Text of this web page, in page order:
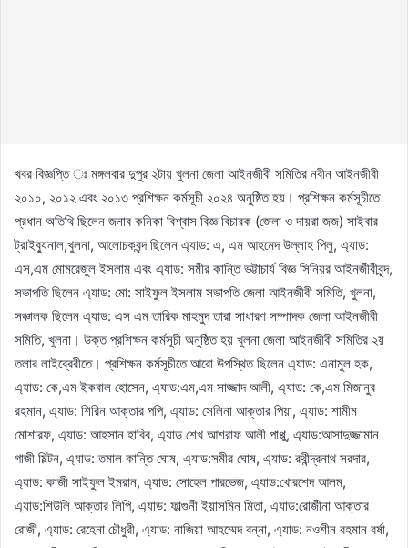
খবর বিজ্ঞপ্তি ঃ মঙ্গলবার দুপুর ২টায় খুলনা জেলা আইনজীবী সমিতির নবীন আইনজীবী
২০১০, ২০১২ এবং ২০১৩ প্রশিক্ষন কর্মসূচী ২০২৪ অনুষ্ঠিত হয়। প্রশিক্ষন কর্মসূচীতে
প্রধান অতিথি ছিলেন জনাব কনিকা বিশ্বাস বিজ্ঞ বিচারক (জেলা ও দায়রা জজ) সাইবার
ট্রাইব্যুনাল,খুলনা, আলোচকবৃন্দ ছিলেন এ্যাড: এ, এম আহমেদ উল্লাহ পিলু, এ্যাড:
এস,এম মোমরেজুল ইসলাম এবং এ্যাড: সমীর কান্তি ভট্টাচার্য বিজ্ঞ সিনিয়র আইনজীবীবৃন্দ,
সভাপতি ছিলেন এ্যাড: মো: সাইফুল ইসলাম সভাপতি জেলা আইনজীবী সমিতি, খুলনা,
সঞ্চালক ছিলেন এ্যাড: এস এম তারিক মাহমুদ তারা সাধারণ সম্পাদক জেলা আইনজীবী
সমিতি, খুলনা। উক্ত প্রশিক্ষন কর্মসূচী অনুষ্ঠিত হয় খুলনা জেলা আইনজীবী সমিতির ২য়
তলার লাইব্রেরীতে। প্রশিক্ষন কর্মসূচীতে আরো উপস্থিত ছিলেন এ্যাড: এনামুল হক,
এ্যাড: কে,এম ইকবাল হোসেন, এ্যাড:এম,এম সাজ্জাদ আলী, এ্যাড: কে,এম মিজানুর
রহমান, এ্যাড: শিরিন আক্তার পপি, এ্যাড: সেলিনা আক্তার পিয়া, এ্যাড: শামীম
মোশারফ, এ্যাড: আহসান হাবিব, এ্যাড শেখ আশরাফ আলী পাপ্পু, এ্যাড:আসাদুজ্জামান
গাজী মিল্টন, এ্যাড: তমাল কান্তি ঘোষ, এ্যাড:সমীর ঘোষ, এ্যাড: রথীন্দ্রনাথ সরদার,
এ্যাড: কাজী সাইফুল ইমরান, এ্যাড: সোহেল পারভেজ, এ্যাড:খোরশেদ আলম,
এ্যাড:শিউলি আক্তার লিপি, এ্যাড: ফাল্গুনী ইয়াসমিন মিতা, এ্যাড:রোজীনা আক্তার
রোজী, এ্যাড: রেহেনা চৌধুরী, এ্যাড: নাজিয়া আহম্মেদ বন্না, এ্যাড: নওশীন রহমান বর্ষা,